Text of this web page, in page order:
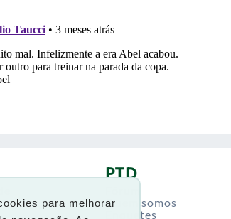
para melhorar
PTD
Quem somos
Enquetes